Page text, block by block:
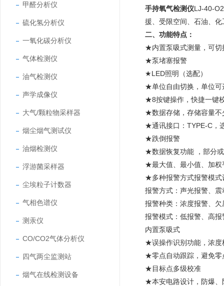
甲醛分析仪
硫化氢分析仪
一氧化碳分析仪
气体检测仪
油气检测仪
声学成像仪
大气/颗粒物采样器
烟尘烟气测试仪
油烟检测仪
浮游菌采样器
尘埃粒子计数器
气相色谱仪
测汞仪
CO/CO2气体分析仪
四气两尘监测站
烟气在线检测设备
手持氧气检测仪LJ-40-
援、受限空间、石油、
二、功能特点：
★内置泵吸式测量，可切
★泵堵塞报警
★LED照明（选配）
★单位自由切换，单位可
★8按键操作，快捷一键
★数据存储，存储容量不
★通讯接口：TYPE-C，
★跌倒报警
★数据恢复功能 ，部分
★最大值、最小值、加权
★多种报警方式报警模式
报警方式：声光报警、
报警种类：浓度报警、
报警模式：低报警
内置泵吸式
★误操作识别功能，浓度
★零点自动跟踪，避免零
★目标点多级校准
★本安电路设计，防爆、